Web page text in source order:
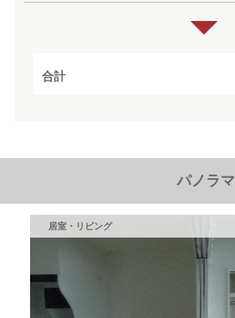
合計
パノラマ
居室・リビング